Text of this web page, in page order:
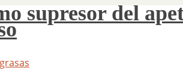
supresor del